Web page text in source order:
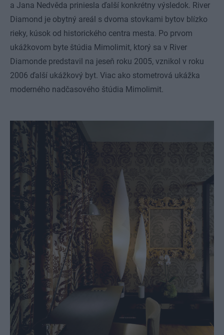
a Jana Nedvěda priniesla ďalší konkrétny výsledok. River
Diamond je obytný areál s dvoma stovkami bytov blízko
rieky, kúsok od historického centra mesta. Po prvom
ukážkovom byte štúdia Mimolimit, ktorý sa v River
Diamonde predstavil na jeseň roku 2005, vznikol v roku
2006 ďalší ukážkový byt. Viac ako stometrová ukážka
moderného nadčasového štúdia Mimolimit.